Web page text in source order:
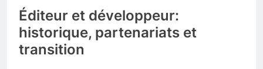
Éditeur et développeur:
historique, partenariats et
transition